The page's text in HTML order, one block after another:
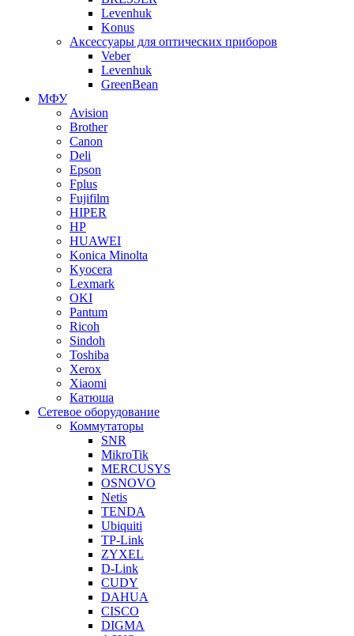
Levenhuk
Konus
Аксессуары для оптических приборов
Veber
Levenhuk
GreenBean
МФУ
Avision
Brother
Canon
Deli
Epson
Fplus
Fujifilm
HIPER
HP
HUAWEI
Konica Minolta
Kyocera
Lexmark
OKI
Pantum
Ricoh
Sindoh
Toshiba
Xerox
Xiaomi
Катюша
Сетевое оборудование
Коммутаторы
SNR
MikroTik
MERCUSYS
OSNOVO
Netis
TENDA
Ubiquiti
TP-Link
ZYXEL
D-Link
CUDY
DAHUA
CISCO
DIGMA